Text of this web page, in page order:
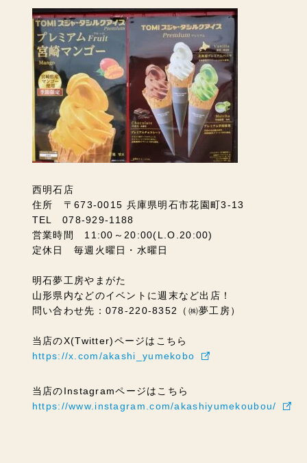
西明石店
住所 〒673-0015 兵庫県明石市花園町3-13
TEL 078-929-1188
営業時間 11:00～20:00(L.O.20:00)
定休日 毎週火曜日・水曜日
明石夢工房やまがた
山形県内などのイベントに週末など出店！
問い合わせ先：078-220-8352（㈱夢工房）
当店のX(Twitter)ページはこちら
https://x.com/akashi_yumekobo
当店のInstagramページはこちら
https://www.instagram.com/akashiyumekoubou/